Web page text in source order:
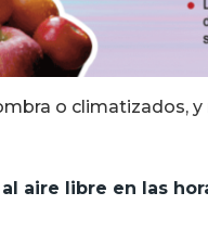
o climatizados,
aire libre en las